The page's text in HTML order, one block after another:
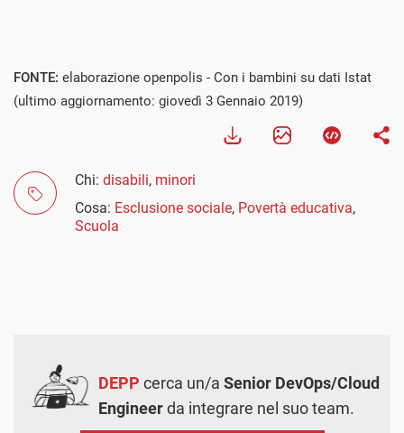
FONTE: elaborazione openpolis - Con i bambini su dati Istat
(ultimo aggiornamento: giovedì 3 Gennaio 2019)
Chi: disabili, minori
Cosa: Esclusione sociale, Povertà educativa,
Scuola
DEPP cerca un/a Senior DevOps/Cloud
Engineerda integrare nel suo team.